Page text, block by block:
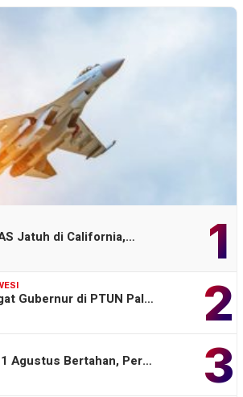
1
Jatuh di California,…
2
Gubernur di PTUN Pal…
3
Agustus Bertahan, Per…